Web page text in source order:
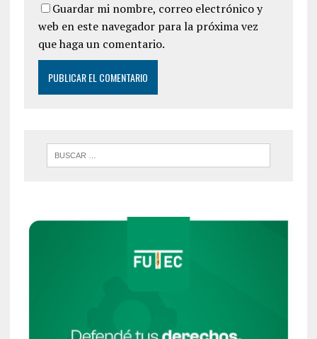
Guardar mi nombre, correo electrónico y
web en este navegador para la próxima vez
que haga un comentario.